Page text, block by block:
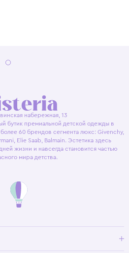
набережная, 13
бутик премиальной детской одежды в
60 брендов сегмента люкс: Givenchy,
Elie Saab, Balmain. Эстетика здесь
жизни и навсегда становится частью
мира детства.